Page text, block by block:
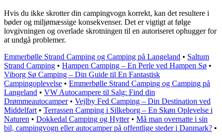
Hvis du ikke skrotter din campingvogn korrekt, kan det resultere i
bøder og miljømæssige konsekvenser. Det er vigtigt at følge
lovgivningen og overlade skrotningen til en autoriseret ophugger for
at undgå problemer.
Emmerbølle Strand Camping og Camping på Langeland • Saltum
Strand Camping • Hampen Camping – En Perle ved Hampen Sø •
Viborg Sø Camping – Din Guide til En Fantastisk
Campingoplevelse • Emmerbølle Strand Camping og Camping på
Langeland • VW Autocampere til Salg: Find din
Drømmeautocamper• Vejlby Fed Camping – Din Destination ved
Middelfart • Terrassen Camping i Silkeborg – En Skøn Oplevelse i
Naturen • Dokkedal Camping og Hytter• Må man overnatte i sin
bil, campingvogn eller autocamper på offentlige steder i Danmark? •